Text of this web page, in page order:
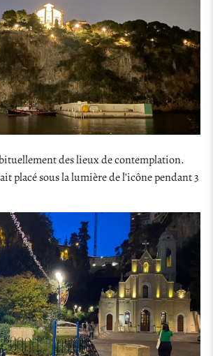
des lieux de contemplation.
placé sous la lumière de l’icône pendant 3